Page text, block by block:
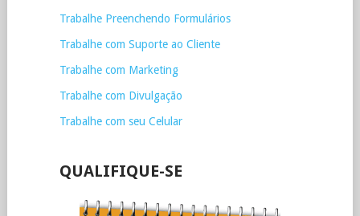
Trabalhe Preenchendo Formulários
Trabalhe com Suporte ao Cliente
Trabalhe com Marketing
Trabalhe com Divulgação
Trabalhe com seu Celular
QUALIFIQUE-SE